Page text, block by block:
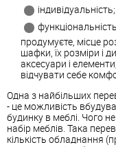
індивідуальність;
продумуєте, місце
шафки, їх розміри і
аксесуари і
відчувати себе
Одна з найбільших
- це можливість
будинку в меблі. Чого
набір меблів. Така
кількість обладнання